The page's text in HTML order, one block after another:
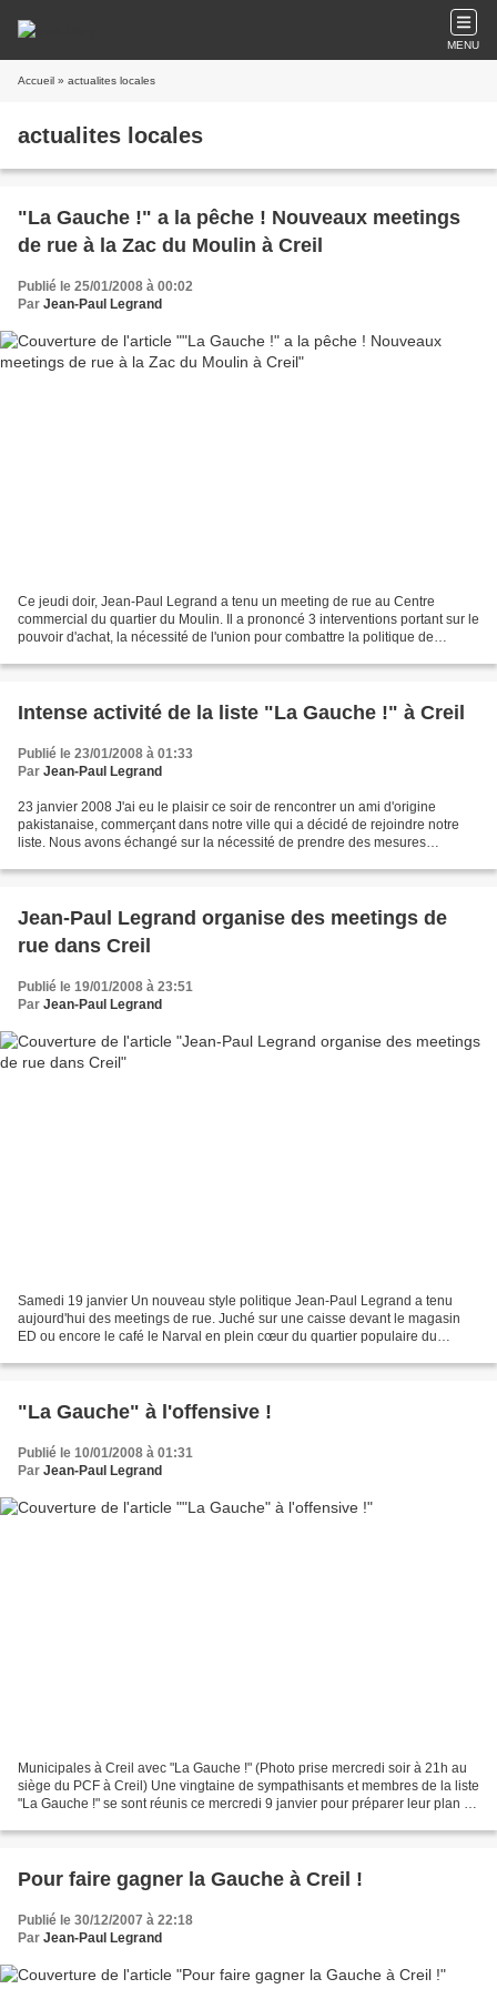
MENU
Accueil » actualites locales
actualites locales
"La Gauche !" a la pêche ! Nouveaux meetings
de rue à la Zac du Moulin à Creil
Publié le 25/01/2008 à 00:02
Par Jean-Paul Legrand
Ce jeudi doir, Jean-Paul Legrand a tenu un meeting de rue au Centre
commercial du quartier du Moulin. Il a prononcé 3 interventions portant sur le
pouvoir d'achat, la nécessité de l'union pour combattre la politique de
Intense activité de la liste "La Gauche !" à Creil
Publié le 23/01/2008 à 01:33
Par Jean-Paul Legrand
23 janvier 2008 J'ai eu le plaisir ce soir de rencontrer un ami d'origine
pakistanaise, commerçant dans notre ville qui a décidé de rejoindre notre
liste. Nous avons échangé sur la nécessité de prendre des mesures
Jean-Paul Legrand organise des meetings de
rue dans Creil
Publié le 19/01/2008 à 23:51
Par Jean-Paul Legrand
Samedi 19 janvier Un nouveau style politique Jean-Paul Legrand a tenu
aujourd'hui des meetings de rue. Juché sur une caisse devant le magasin
ED ou encore le café le Narval en plein cœur du quartier populaire du
"La Gauche" à l'offensive !
Publié le 10/01/2008 à 01:31
Par Jean-Paul Legrand
Municipales à Creil avec "La Gauche !" (Photo prise mercredi soir à 21h au
siège du PCF à Creil) Une vingtaine de sympathisants et membres de la liste
"La Gauche !" se sont réunis ce mercredi 9 janvier pour préparer leur plan de
Pour faire gagner la Gauche à Creil !
Publié le 30/12/2007 à 22:18
Par Jean-Paul Legrand